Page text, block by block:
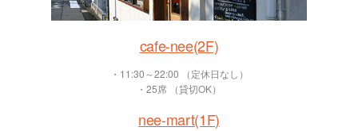
cafe-nee(2F)
・11:30～22:00 （定休日なし）
・25席 （貸切OK）
nee-mart(1F)